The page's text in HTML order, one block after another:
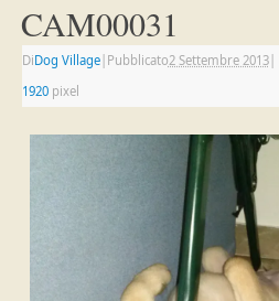
CAM00031
DiDog Village| Pubblicato2 Settembre 2013|
1920pixel